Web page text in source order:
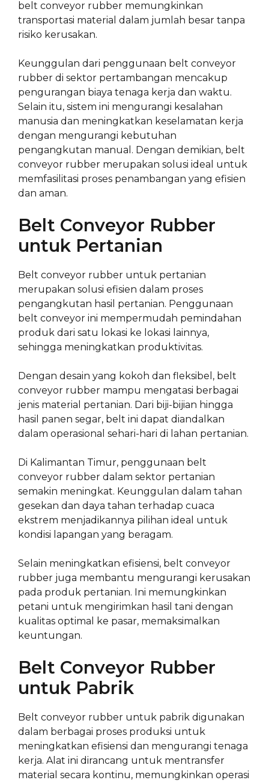
belt conveyor rubber memungkinkan
transportasi material dalam jumlah besar tanpa
risiko kerusakan.
Keunggulan dari penggunaan belt conveyor
rubber di sektor pertambangan mencakup
pengurangan biaya tenaga kerja dan waktu.
Selain itu, sistem ini mengurangi kesalahan
manusia dan meningkatkan keselamatan kerja
dengan mengurangi kebutuhan
pengangkutan manual. Dengan demikian, belt
conveyor rubber merupakan solusi ideal untuk
memfasilitasi proses penambangan yang efisien
dan aman.
Belt Conveyor Rubber
untuk Pertanian
Belt conveyor rubber untuk pertanian
merupakan solusi efisien dalam proses
pengangkutan hasil pertanian. Penggunaan
belt conveyor ini mempermudah pemindahan
produk dari satu lokasi ke lokasi lainnya,
sehingga meningkatkan produktivitas.
Dengan desain yang kokoh dan fleksibel, belt
conveyor rubber mampu mengatasi berbagai
jenis material pertanian. Dari biji-bijian hingga
hasil panen segar, belt ini dapat diandalkan
dalam operasional sehari-hari di lahan pertanian.
Di Kalimantan Timur, penggunaan belt
conveyor rubber dalam sektor pertanian
semakin meningkat. Keunggulan dalam tahan
gesekan dan daya tahan terhadap cuaca
ekstrem menjadikannya pilihan ideal untuk
kondisi lapangan yang beragam.
Selain meningkatkan efisiensi, belt conveyor
rubber juga membantu mengurangi kerusakan
pada produk pertanian. Ini memungkinkan
petani untuk mengirimkan hasil tani dengan
kualitas optimal ke pasar, memaksimalkan
keuntungan.
Belt Conveyor Rubber
untuk Pabrik
Belt conveyor rubber untuk pabrik digunakan
dalam berbagai proses produksi untuk
meningkatkan efisiensi dan mengurangi tenaga
kerja. Alat ini dirancang untuk mentransfer
material secara kontinu, memungkinkan operasi